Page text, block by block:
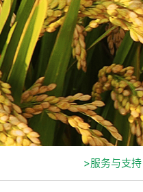
>服务与支持